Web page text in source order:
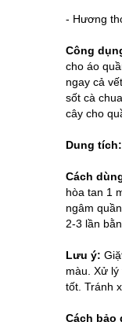
- Hương
Công
cho áo
ngay cả
sốt cà
cây cho
Dung
Cách
hòa tan 1
ngâm
2-3 lần
Lưu ý:
màu. Xử
tốt. Tránh
Cách bảo